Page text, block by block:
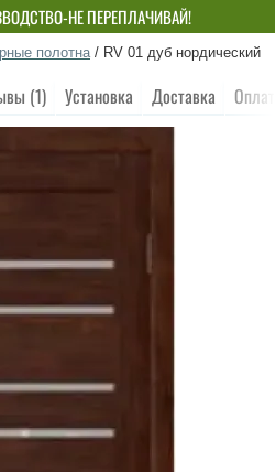
НЕ ПЕРЕПЛАЧИВАЙ!
полотна / RV 01 дуб нордический
(1) Установка Доставка